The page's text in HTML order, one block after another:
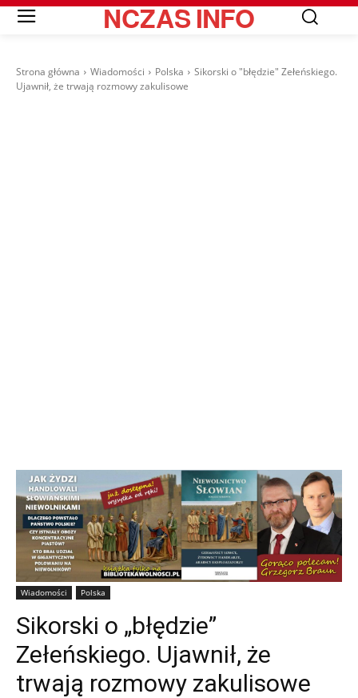
NCZASINFO
Strona główna Wiadomości Polska
Sikorski o "błędzie" Zełeńskiego.
Ujawnił, że trwają rozmowy zakulisowe
Wiadomości Polska
Sikorski o „błędzie”
Zełeńskiego. Ujawnił, że
trwają rozmowy zakulisowe